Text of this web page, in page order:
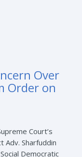
Over
Order on
Court’s
Adv. Sharfuddin
Democratic